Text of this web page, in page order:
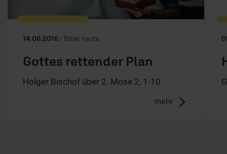
14.06.2016 / Bibel heute
Gottes rettender Plan
Holger Bischof über 2. Mose 2, 1-10
mehr